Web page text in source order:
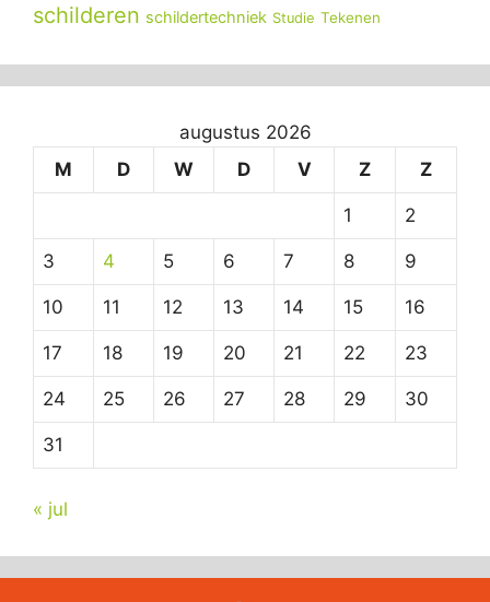
schilderen schildertechniek Studie Tekenen
augustus 2026
M
D W D V Z Z
1 2
3 4 5 6 7 8 9
10 11 12 13 14 15 16
17 18 19 20 21 22 23
24 25 26 27 28 29 30
31
« jul